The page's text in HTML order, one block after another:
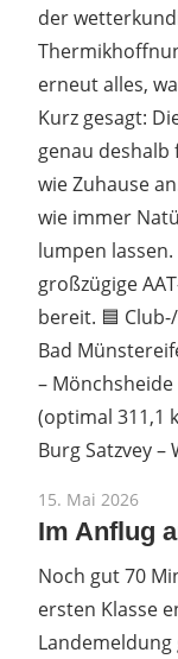
der
erneut alles,
Kurz gesagt:
genau deshalb
wie Zuhause
wie immer
lumpen
großzügige
bereit. 🟦
Bad
–
(optimal 311,1
Burg Satzvey
15. Mai 2026
Im Anflug
Noch gut 70
ersten Klasse
Landemeldung